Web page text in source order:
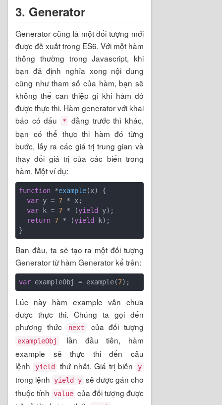
3. Generator
Generator cũng là một đối tượng mới
được đề xuất trong ES6. Với một hàm
thông thường trong Javascript, khi
bạn đã định nghĩa xong nội dung
cũng như tham số của hàm, bạn sẽ
không thể can thiệp gì khi hàm đó
được thực thi. Hàm generator với khai
báo có dấu
*
đằng trước thì khác,
bạn có thể thực thi hàm đó từng
bước, lấy ra các giá trị trung gian và
thay đổi giá trị của các biến trong
hàm. Một ví dụ:
function *example(x) {
var y = 7 * x;
var k = 7 * (yield
y);
return 7 * (yield
k);
Ban đầu, ta sẽ tạo ra một đối tượng
Generator từ hàm Generator kể trên:
var exampleObj = example(7
Lúc này hàm example vẫn chưa
được thực thi. Chúng ta gọi đến
phương thức
next của đối tượng
exampleObj
lần đầu tiên, hàm
example sẽ thực thi đến câu
lệnh
yield thứ nhất. Giá trị biến y
trong lệnh yield y sẽ được gán cho
thuộc tính value của đối tượng được